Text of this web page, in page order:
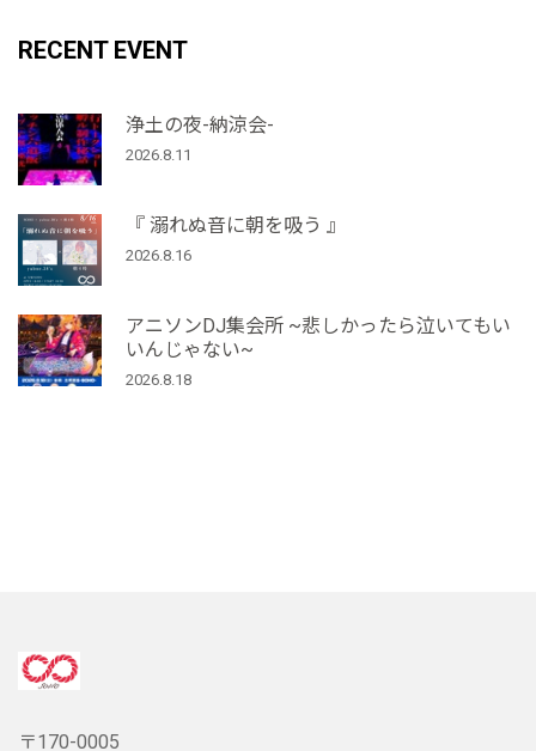
RECENT EVENT
浄土の夜-納涼会-
2026.8.11
『 溺れぬ音に朝を吸う 』
2026.8.16
アニソンDJ集会所 ~悲しかったら泣いてもい
いんじゃない~
2026.8.18
〒170-0005